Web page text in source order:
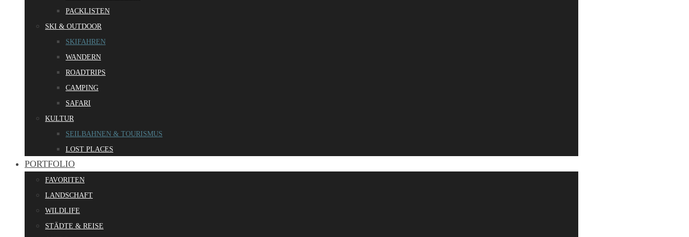
PACKLISTEN
SKI & OUTDOOR
SKIFAHREN
WANDERN
ROADTRIPS
CAMPING
SAFARI
KULTUR
SEILBAHNEN & TOURISMUS
LOST PLACES
PORTFOLIO
FAVORITEN
LANDSCHAFT
WILDLIFE
STÄDTE & REISE